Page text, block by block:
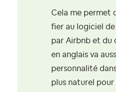
Cela me permet
fier au logiciel
par Airbnb et du
en anglais va
personnalité
plus naturel